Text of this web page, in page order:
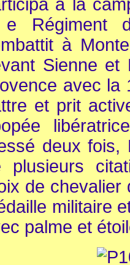
à la
Régiment
à
Sienne et
avec la
et prit
deux fois,
plusieurs
de chevalier
militaire
palme et